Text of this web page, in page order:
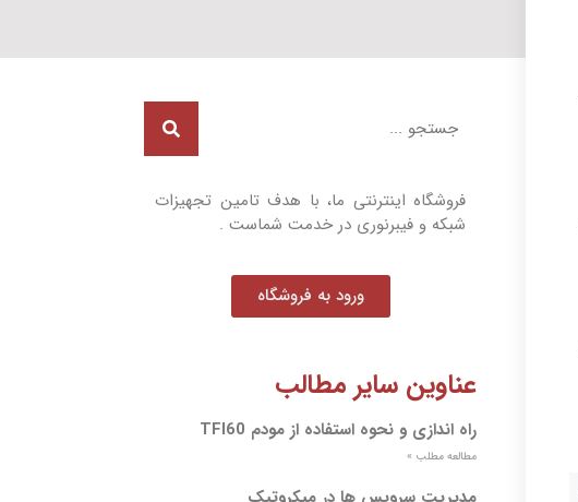
فروشگاه اینترنتی ما، با هدف تامین تجهیزات
شبکه و فیبرنوری در خدمت شماست .
ورود به فروشگاه
عناوین سایر مطالب
راه اندازی و نحوه استفاده از مودم TFI60
مطالعه مطلب »